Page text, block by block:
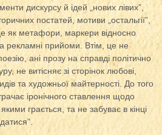
дискурсу й ідей „нових лівих”,
постатей, мотиви „остальгії”,
як метафори, маркери відносно
рекламні прийоми. Втім, це не
ані прозу на справді політично
не витісняє зі сторінок любові,
та художньої майтерності. До того
іронічного ставлення щодо
якими грається, та не забуває в кінці